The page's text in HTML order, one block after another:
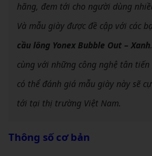
hãng, đem tới cho người dùng
Và mẫu giày được đề cập với các
cầu lông Yonex Bubble Out – Xanh
cùng với những công nghệ tân
có thể đánh giá mẫu giày này sẽ
tới tại thị trường Việt Nam.
Thông số cơ bản